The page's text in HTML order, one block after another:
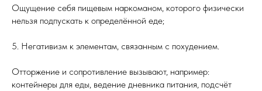
Ощущение себя пищевым наркоманом, которого физически
нельзя подпускать к определённой еде;
5. Негативизм к элементам, связанным с похудением.
Отторжение и сопротивление вызывают, например:
контейнеры для еды, ведение дневника питания, подсчёт